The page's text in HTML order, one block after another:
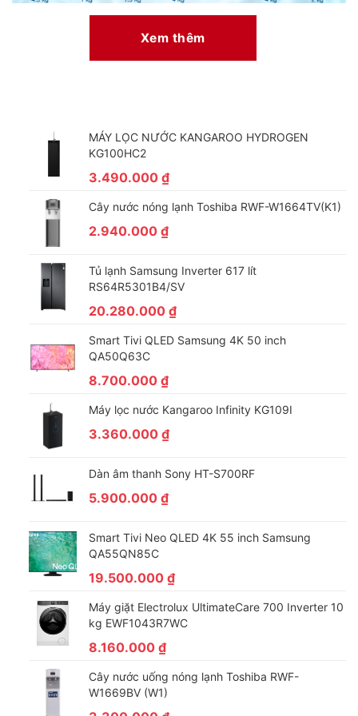
– Chế độ sấy ngừa dị ứng là một trong những ưu điểm, tính
năng vượt trội của sản phẩm. Với chế độ này, máy sấy sẽ tiêu
Động cơ – Công nghệ tiết kiệm điện
– Máy sấy LG sử dụng động cơ truyền động gián tiếp (Dây
curoa) có độ bền cao, giúp máy hoạt động ổn định.
– Trang bị công nghệ Inverter giúp bạn hạn chế lãng phí điện
đình. Ngoài ra, công nghệ này còn giúp máy hoạt động êm ái, ít
viên trong gia đình.
Công nghệ sấy nổi bật
Xem thêm
MÁY LỌC NƯỚC KANGAROO HYDROGEN
KG100HC2
3.490.000 ₫
Cây nước nóng lạnh Toshiba RWF-W1664TV(K1)
2.940.000 ₫
Tủ lạnh Samsung Inverter 617 lít
RS64R5301B4/SV
20.280.000 ₫
Smart Tivi QLED Samsung 4K 50 inch
QA50Q63C
8.700.000 ₫
Máy lọc nước Kangaroo Infinity KG109I
3.360.000 ₫
Dàn âm thanh Sony HT-S700RF
5.900.000 ₫
Smart Tivi Neo QLED 4K 55 inch Samsung
QA55QN85C
19.500.000 ₫
Máy giặt Electrolux UltimateCare 700 Inverter 10
kg EWF1043R7WC
8.160.000 ₫
Cây nước uống nóng lạnh Toshiba RWF-
W1669BV (W1)